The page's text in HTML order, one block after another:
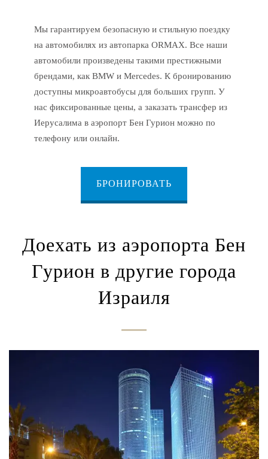
Мы гарантируем безопасную и стильную поездку
на автомобилях из автопарка ORMAX. Все наши
автомобили произведены такими престижными
брендами, как BMW и Mercedes. К бронированию
доступны микроавтобусы для больших групп. У
нас фиксированные цены, а заказать трансфер из
Иерусалима в аэропорт Бен Гурион можно по
телефону или онлайн.
БРОНИРОВАТЬ
Доехать из аэропорта Бен
Гурион в другие города
Израиля